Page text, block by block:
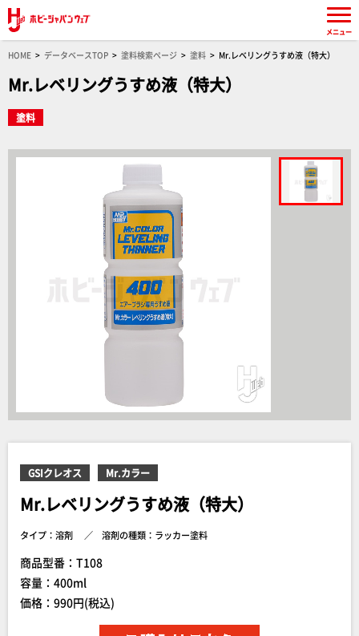
HOME データベースTOP 塗料検索ページ 塗料 Mr.レベリングうすめ液（特大）
Mr.レベリングうすめ液（特大）
塗料
GSIクレオス Mr.カラー
Mr.レベリングうすめ液（特大）
タイプ：溶剤 溶剤の種類：ラッカー塗料
商品型番：T108
容量：400ml
価格：990円(税込)
メニュー